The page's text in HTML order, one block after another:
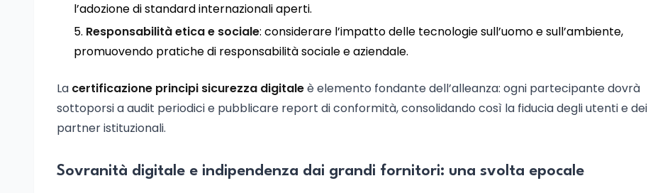
l’adozione di standard internazionali aperti.
Responsabilità etica e sociale: considerare l’impatto delle tecnologie sull’uomo e sull’ambiente,
promuovendo pratiche di responsabilità sociale e aziendale.
La certificazione principi sicurezza digitaleè elemento fondante dell’alleanza: ogni partecipante dovrà
sottoporsi a audit periodici e pubblicare report di conformità, consolidando così la fiducia degli utenti e dei
partner istituzionali.
Sovranità digitale e indipendenza dai grandi fornitori: una svolta epocale